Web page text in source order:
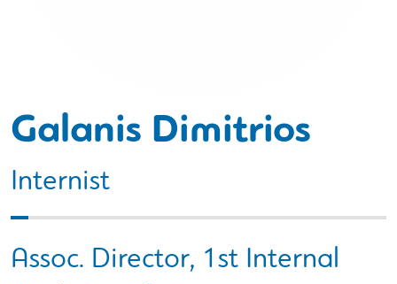
Galanis Dimitrios
Internist
Assoc. Director, 1st Internal